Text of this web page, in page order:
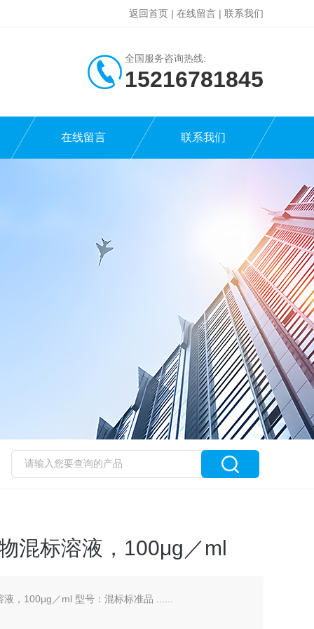
返回首页 | 在线留言 | 联系我们
全国服务咨询热线:
15216781845
在线留言 联系我们
混标溶液，100μg／ml
，100μg／ml 型号：混标标准品 ......